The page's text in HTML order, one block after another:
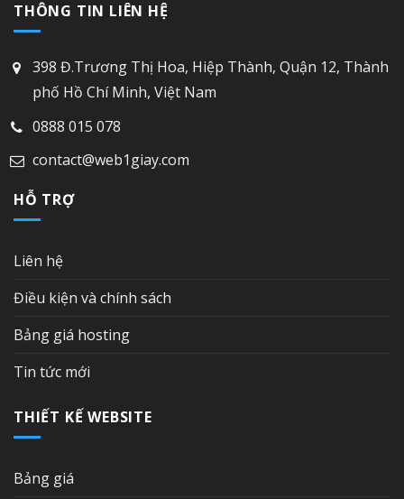
THÔNG TIN LIÊN HỆ
398 Đ.Trương Thị Hoa, Hiệp Thành, Quận 12, Thành
phố Hồ Chí Minh, Việt Nam
0888 015 078
contact@web1giay.com
HỖ TRỢ
Liên hệ
Điều kiện và chính sách
Bảng giá hosting
Tin tức mới
THIẾT KẾ WEBSITE
Bảng giá